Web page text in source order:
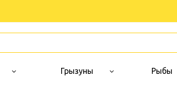
Грызуны Рыбы